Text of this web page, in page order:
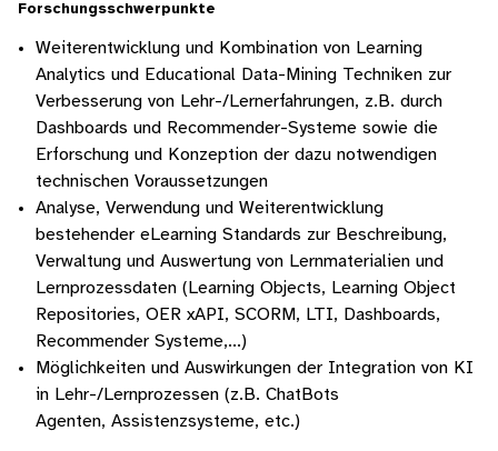
Forschungsschwerpunkte
Weiterentwicklung und Kombination von Learning
Analytics und Educational Data-Mining Techniken zur
Verbesserung von Lehr-/Lernerfahrungen, z.B. durch
Dashboards und Recommender-Systeme sowie die
Erforschung und Konzeption der dazu notwendigen
technischen Voraussetzungen
Analyse, Verwendung und Weiterentwicklung
bestehender eLearning Standards zur Beschreibung,
Verwaltung und Auswertung von Lernmaterialien und
Lernprozessdaten (Learning Objects, Learning Object
Repositories, OER xAPI, SCORM, LTI, Dashboards,
Recommender Systeme,...)
Möglichkeiten und Auswirkungen der Integration von KI
in Lehr-/Lernprozessen (z.B. ChatBots
Agenten, Assistenzsysteme, etc.)